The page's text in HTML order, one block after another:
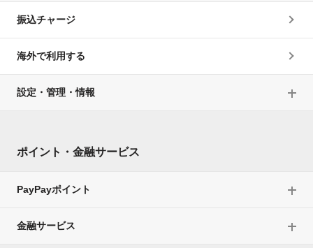
振込チャージ
海外で利用する
設定・管理・情報
ポイント・金融サービス
PayPayポイント
金融サービス